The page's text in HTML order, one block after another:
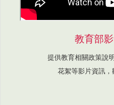
教育部
提供教育相關政策說
花絮等影片資訊，